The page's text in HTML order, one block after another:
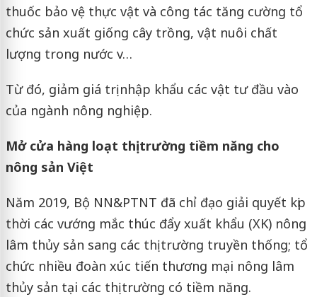
thuốc bảo vệ thực vật và công tác tăng cường tổ
chức sản xuất giống cây trồng, vật nuôi chất
lượng trong nước v…
Từ đó, giảm giá trị nhập khẩu các vật tư đầu vào
của ngành nông nghiệp.
Mở cửa hàng loạt thị trường tiềm năng cho
nông sản Việt
Năm 2019, Bộ NN&PTNT đã chỉ đạo giải quyết kịp
thời các vướng mắc thúc đẩy xuất khẩu (XK) nông
lâm thủy sản sang các thị trường truyền thống; tổ
chức nhiều đoàn xúc tiến thương mại nông lâm
thủy sản tại các thị trường có tiềm năng.